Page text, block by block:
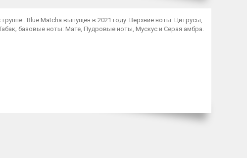
. Blue Matcha выпущен в 2021 году. Верхние ноты: Цитрусы,
базовые ноты: Мате, Пудровые ноты, Мускус и Серая амбра.